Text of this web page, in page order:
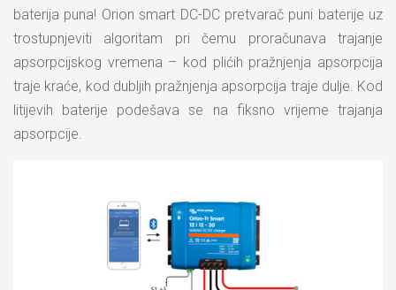
baterija puna! Orion smart DC-DC pretvarač puni baterije uz
trostupnjeviti algoritam pri čemu proračunava trajanje
apsorpcijskog vremena – kod plićih pražnjenja apsorpcija
traje kraće, kod dubljih pražnjenja apsorpcija traje dulje. Kod
litijevih baterije podešava se na fiksno vrijeme trajanja
apsorpcije.